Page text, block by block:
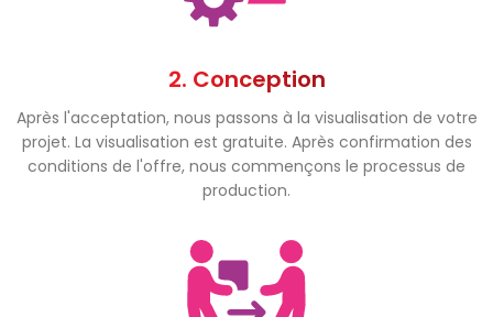
2. Conception
Après l'acceptation, nous passons à la visualisation de votre
projet. La visualisation est gratuite. Après confirmation des
conditions de l'offre, nous commençons le processus de
production.